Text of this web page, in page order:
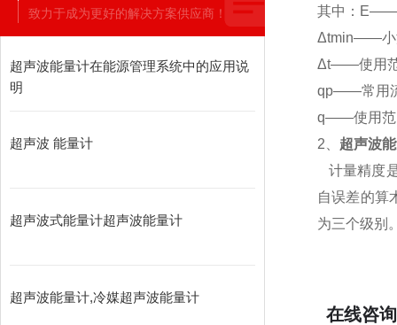
致力于成为更好的解决方案供应商！
超声波能量计在能源管理系统中的应用说
明
超声波 能量计
超声波式能量计超声波能量计
超声波能量计,冷媒超声波能量计
其中：E——
Δtmin——小
Δt——使用
qp——常用
q——使用范
2、 超声波
计量精度
自误差的算
为三个级别
在线咨询